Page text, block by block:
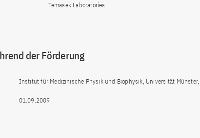
Temasek Laboratories
der Förderung
Institut für Medizinische Physik und Biophysik, Universität
01.09.2009